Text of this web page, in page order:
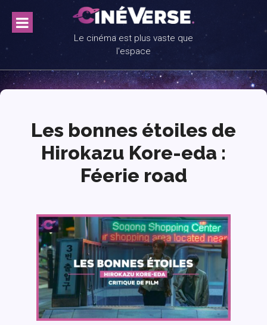
content
Le cinéma est plus vaste que
l'espace
Les bonnes étoiles de
Hirokazu Kore-eda :
Féerie road